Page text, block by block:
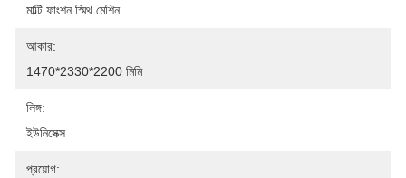
মাল্টি ফাংশন স্মিথ মেশিন
আকার:
1470*2330*2200 মিমি
লিঙ্গ:
ইউনিসেক্স
প্রয়োগ: